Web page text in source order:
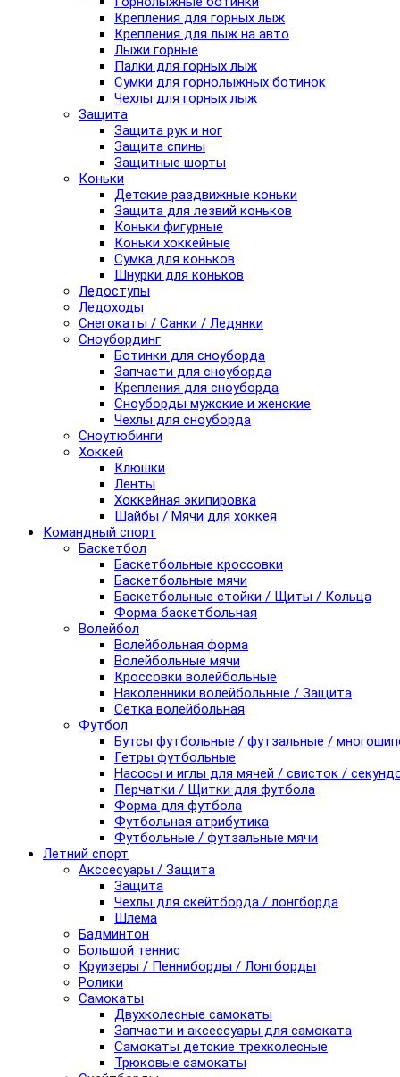
Крепления для горных лыж
Крепления для лыж на авто
Лыжи горные
Палки для горных лыж
Сумки для горнолыжных ботинок
Чехлы для горных лыж
Защита
Защита рук и ног
Защита спины
Защитные шорты
Коньки
Детские раздвижные коньки
Защита для лезвий коньков
Коньки фигурные
Коньки хоккейные
Сумка для коньков
Шнурки для коньков
Ледоступы
Ледоходы
Снегокаты / Санки / Ледянки
Сноубординг
Ботинки для сноуборда
Запчасти для сноуборда
Крепления для сноуборда
Сноуборды мужские и женские
Чехлы для сноуборда
Сноутюбинги
Хоккей
Клюшки
Ленты
Хоккейная экипировка
Шайбы / Мячи для хоккея
Командный спорт
Баскетбол
Баскетбольные кроссовки
Баскетбольные мячи
Баскетбольные стойки / Щиты / Кольца
Форма баскетбольная
Волейбол
Волейбольная форма
Волейбольные мячи
Кроссовки волейбольные
Наколенники волейбольные / Защита
Сетка волейбольная
Футбол
Бутсы футбольные / футзальные /
Гетры футбольные
Насосы и иглы для мячей / свисток /
Перчатки / Щитки для футбола
Форма для футбола
Футбольная атрибутика
Футбольные / футзальные мячи
Летний спорт
Акссесуары / Защита
Защита
Чехлы для скейтборда / лонгборда
Шлема
Бадминтон
Большой теннис
Круизеры / Пенниборды / Лонгборды
Ролики
Самокаты
Двухколесные самокаты
Запчасти и аксессуары для самоката
Самокаты детские трехколесные
Трюковые самокаты